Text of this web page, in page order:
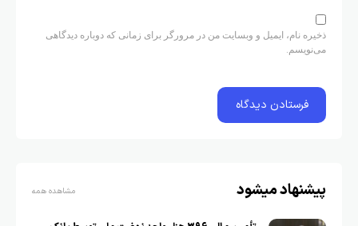
ذخیره نام، ایمیل و وبسایت من در مرورگر برای زمانی که دوباره دیدگاهی
می‌نویسم.
پیشنهاد میشود مشاهده همه